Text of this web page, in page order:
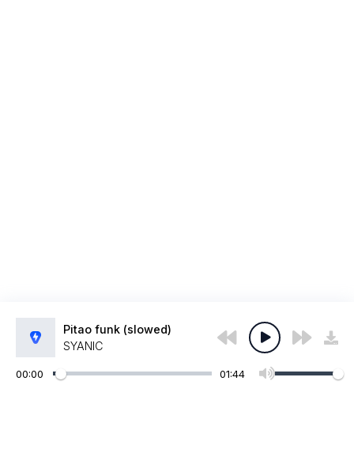
Pitao funk (slowed)
SYANIC
00:00 01:44